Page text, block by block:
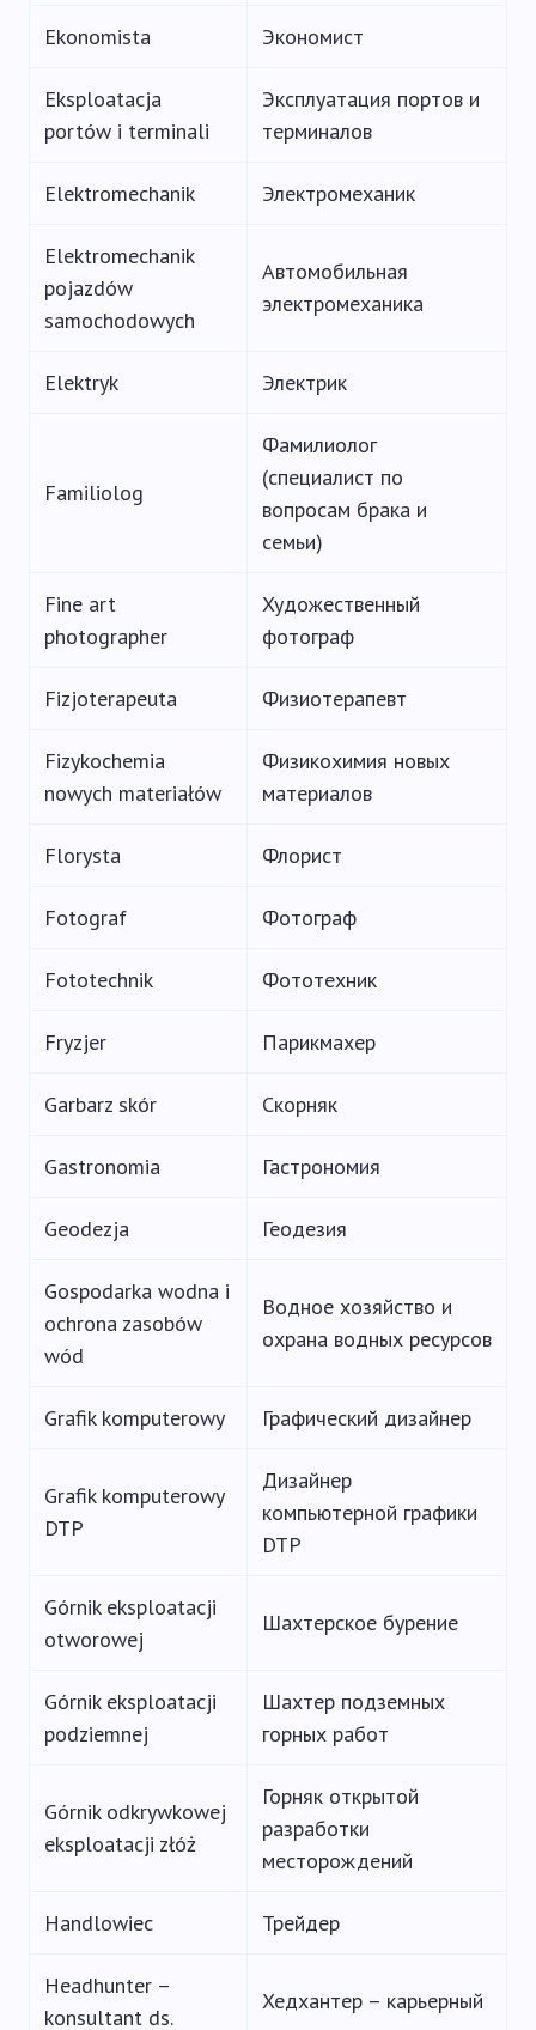
Ekonomista Экономист
Eksploatacja
portów i terminali
Эксплуатация портов и
терминалов
Elektromechanik Электромеханик
Elektromechanik
pojazdów
samochodowych
Автомобильная
электромеханика
Elektryk Электрик
Familiolog
Фамилиолог
(специалист по
вопросам брака и
семьи)
Fine art
photographer
Художественный
фотограф
Fizjoterapeuta Физиотерапевт
Fizykochemia
nowych materiałów
Физикохимия новых
материалов
Florysta Флорист
Fotograf Фотограф
Fototechnik Фототехник
Fryzjer Парикмахер
Garbarz skór Скорняк
Gastronomia Гастрономия
Geodezja Геодезия
Gospodarka wodna i
ochrona zasobów
wód
Водное хозяйство и
охрана водных ресурсов
Grafik komputerowy Графический дизайнер
Grafik komputerowy
DTP
Дизайнер
компьютерной графики
DTP
Górnik eksploatacji
otworowej
Шахтерское бурение
Górnik eksploatacji
podziemnej
Шахтер подземных
горных работ
Górnik odkrywkowej
eksploatacji złóż
Горняк открытой
разработки
месторождений
Handlowiec Трейдер
Headhunter –
konsultant ds.
Хедхантер – карьерный